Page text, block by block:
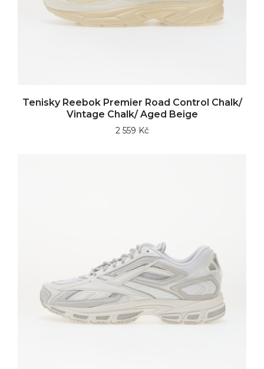
Tenisky Reebok Premier Road Control Chalk/
Vintage Chalk/ Aged Beige
2 559 Kč